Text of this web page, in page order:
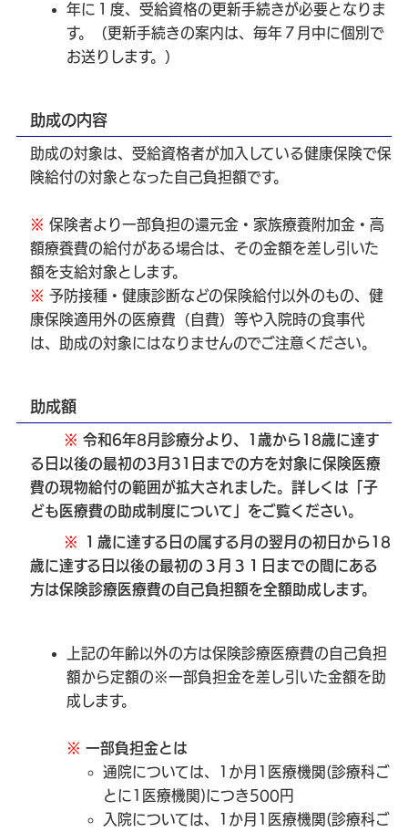
年に１度、受給資格の更新手続きが必要となりま
す。（更新手続きの案内は、毎年７月中に個別で
お送りします。）
助成の内容
助成の対象は、受給資格者が加入している健康保険で保
険給付の対象となった自己負担額です。
※ 保険者より一部負担の還元金・家族療養附加金・高
額療養費の給付がある場合は、その金額を差し引いた
額を支給対象とします。
※ 予防接種・健康診断などの保険給付以外のもの、健
康保険適用外の医療費（自費）等や入院時の食事代
は、助成の対象にはなりませんのでご注意ください。
助成額
※ 令和6年8月診療分より、1歳から18歳に達す
る日以後の最初の3月31日までの方を対象に保険医療
費の現物給付の範囲が拡大されました。詳しくは「子
ども医療費の助成制度について」をご覧ください。
※
１歳に達する日の属する月の翌月の初日から18
歳に達する日以後の最初の３月３１日までの間にある
方は保険診療医療費の自己負担額を全額助成します。
上記の年齢以外の方は保険診療医療費の自己負担
額から定額の※一部負担金を差し引いた金額を助
成します。
※ 一部負担金とは
通院については、1か月1医療機関(診療科ご
とに1医療機関)につき500円
入院については、1か月1医療機関(診療科ご